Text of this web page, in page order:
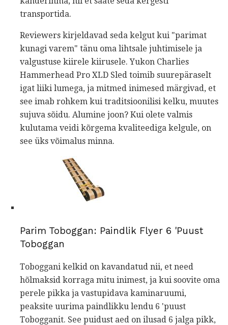
transportida.
Reviewers kirjeldavad seda kelgut kui "parimat
kunagi varem" tänu oma lihtsale juhtimisele ja
valgustuse kiirele kiirusele. Yukon Charlies
Hammerhead Pro XLD Sled toimib suurepäraselt
igat liiki lumega, ja mitmed inimesed märgivad, et
see imab rohkem kui traditsioonilisi kelku, muutes
sujuva sõidu. Alumine joon? Kui olete valmis
kulutama veidi kõrgema kvaliteediga kelgule, on
see üks võimalus minna.
Parim Toboggan: Paindlik Flyer 6 'Puust
Toboggan
Toboggani kelkid on kavandatud nii, et need
hõlmaksid korraga mitu inimest, ja kui soovite oma
perele pikka ja vastupidava kaminaruumi,
peaksite uurima paindlikku lendu 6 'puust
Tobogganit. See puidust aed on ilusad 6 jalga pikk,